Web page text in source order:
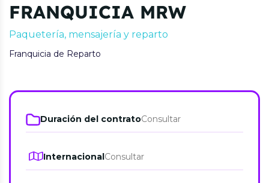
FRANQUICIA MRW
Paquetería, mensajería y reparto
Franquicia de Reparto
Duración del contratoConsultar
InternacionalConsultar